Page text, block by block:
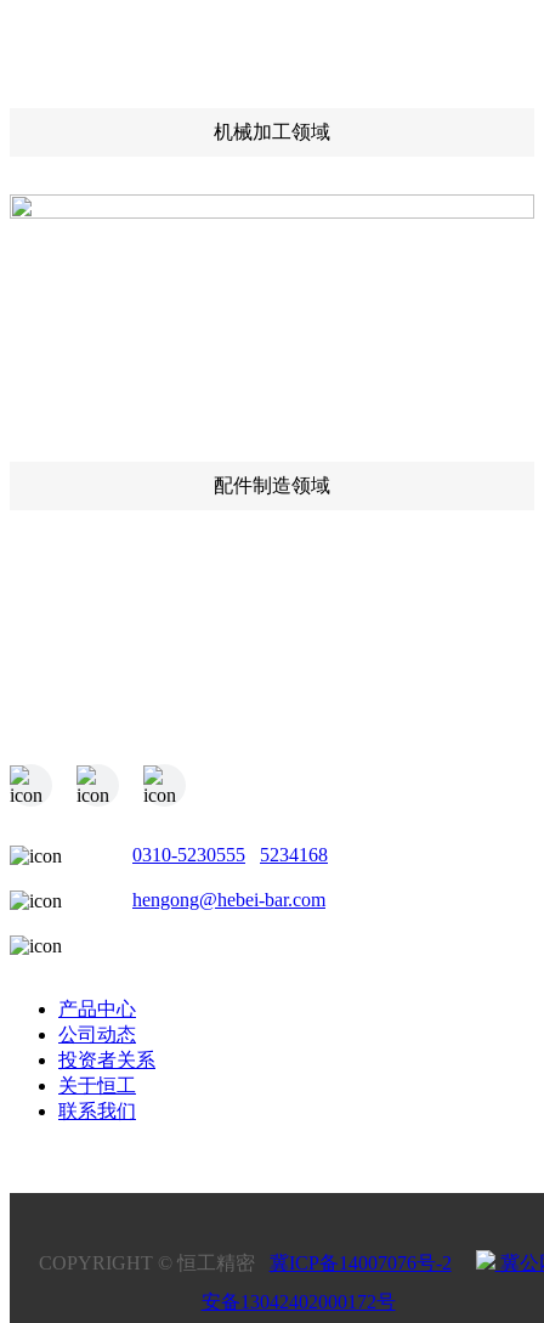
机械加工领域
配件制造领域
0310-5230555 5234168
hengong@hebei-bar.com
产品中心
公司动态
投资者关系
关于恒工
联系我们
COPYRIGHT © 恒工精密 冀ICP备14007076号-2
冀公
安备13042402000172号